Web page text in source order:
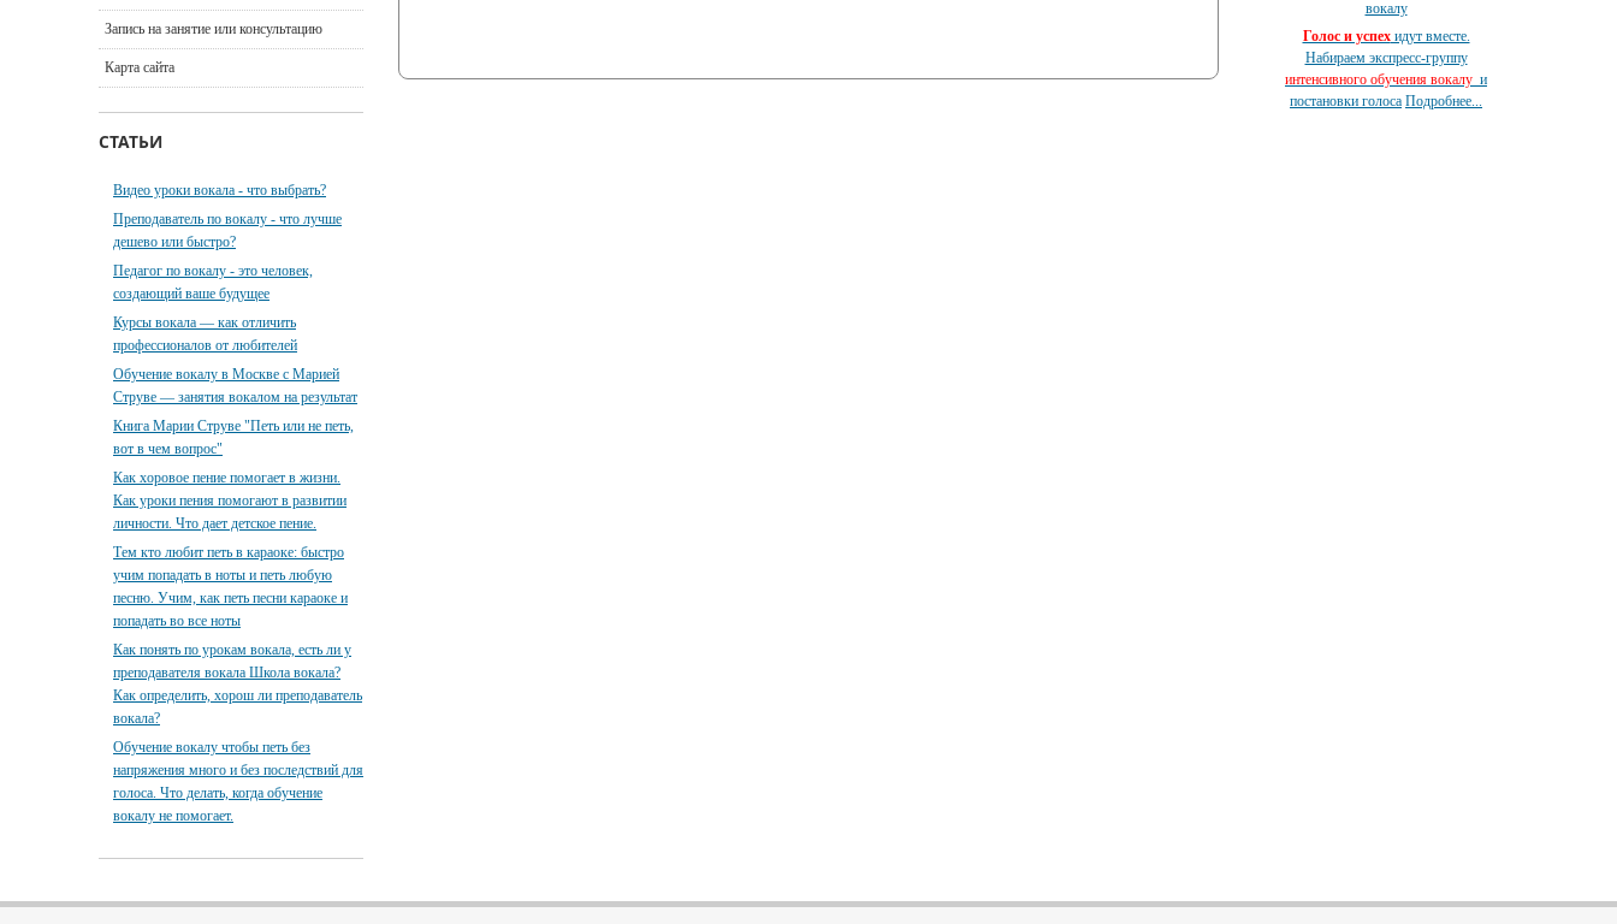
Запись на занятие или консультацию
Карта сайта
СТАТЬИ
Видео уроки вокала - что выбрать?
Преподаватель по вокалу - что лучше
дешево или быстро?
Педагог по вокалу - это человек,
создающий ваше будущее
Курсы вокала — как отличить
профессионалов от любителей
Обучение вокалу в Москве с Марией
Струве — занятия вокалом на результат
Книга Марии Струве "Петь или не петь,
вот в чем вопрос"
Как хоровое пение помогает в жизни.
Как уроки пения помогают в развитии
личности. Что дает детское пение.
Тем кто любит петь в караоке: быстро
учим попадать в ноты и петь любую
песню. Учим, как петь песни караоке и
попадать во все ноты
Как понять по урокам вокала, есть ли у
преподавателя вокала Школа вокала?
Как определить, хорош ли преподаватель
вокала?
Обучение вокалу чтобы петь без
напряжения много и без последствий для
голоса. Что делать, когда обучение
вокалу не помогает.
Голос и успехидут вместе.
Набираем экспресс-группу
интенсивного обучения вокалу и
постановки голоса Подробнее...